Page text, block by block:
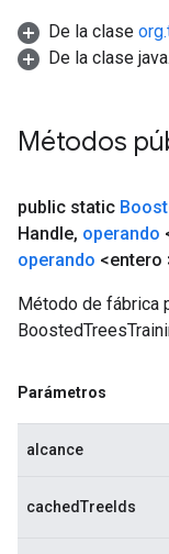
De la clase
De la clase
Métodos
public static
Handle, operando
operando <entero
Método de fábrica
Parámetros
alcance
cachedTreeIds